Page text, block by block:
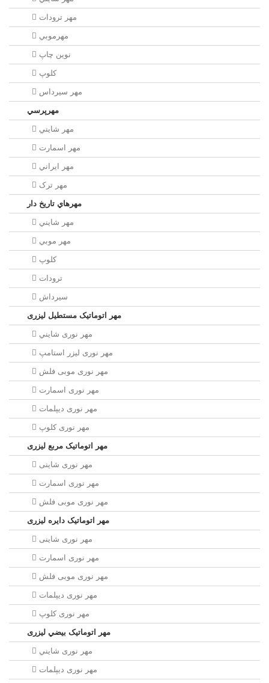
مهر ترودات
مهرموبي
نوين چاپ
کلوپ
مهر سيرداس
مهرپرسي
مهر شايني
مهر اسمارت
مهر ايراني
مهر ترک
مهرهاي تاريخ دار
مهر شايني
مهر موبي
کلوپ
ترودات
سیرداش
مهر اتوماتیک مستطیل لیزری
مهر نوری شايني
مهر نوری لیزر استامپ
مهر نوری موبی فلش
مهر نوری اسمارت
مهر نوری ديپلمات
مهر نوری کلوپ
مهر اتوماتیک مربع لیزری
مهر نوری شاینی
مهر نوری اسمارت
مهر نوری موبی فلش
مهر اتوماتیک دايره لیزری
مهر نوری شاینی
مهر نوری اسمارت
مهر نوری موبی فلش
مهر نوری دیپلمات
مهر نوری کلوپ
مهر اتوماتیک بيضي لیزری
مهر نوری شايني
مهر نوری دیپلمات